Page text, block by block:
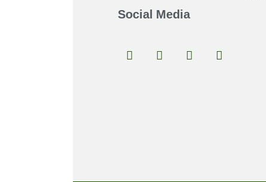
Social Media